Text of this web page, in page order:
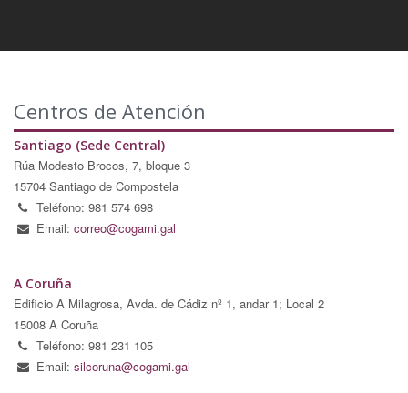
Centros de Atención
Santiago (Sede Central)
Rúa Modesto Brocos, 7, bloque 3
15704 Santiago de Compostela
Teléfono: 981 574 698
Email: correo@cogami.gal
A Coruña
Edificio A Milagrosa, Avda. de Cádiz nº 1, andar 1; Local 2
15008 A Coruña
Teléfono: 981 231 105
Email: silcoruna@cogami.gal